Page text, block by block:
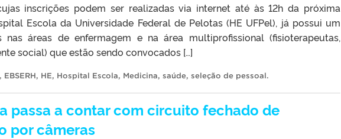
inscrições podem ser realizadas via internet até às 12h da próxima
Escola da Universidade Federal de Pelotas (HE UFPel), já possui um
nas áreas de enfermagem e na área multiprofissional (fisioterapeutas,
social) que estão sendo convocados […]
, EBSERH, HE, Hospital Escola, Medicina, saúde, seleção de pessoal.
passa a contar com circuito fechado de
por câmeras